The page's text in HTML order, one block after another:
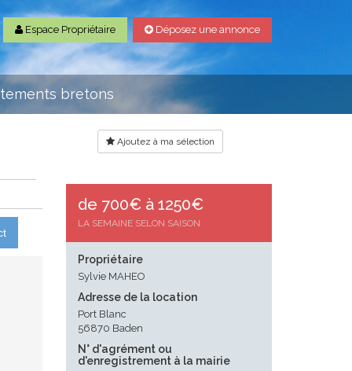
Espace Propriétaire Déposez une annonce
bretons
Ajoutez à ma sélection
de 700€ à 1250€
LA SEMAINE SELON SAISON
Propriétaire
Sylvie MAHEO
Adresse de la location
Port Blanc
56870 Baden
N° d'agrément ou
d'enregistrement à la mairie